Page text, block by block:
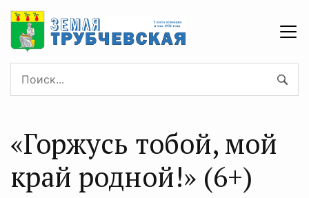
«Горжусь тобой, мой
край родной!» (6+)